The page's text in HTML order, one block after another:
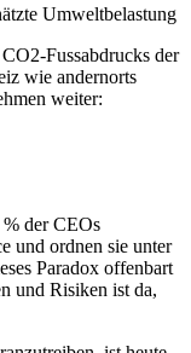
Umweltbelastung
Fussabdrucks der
wie andernorts
weiter:
der CEOs
und ordnen sie unter
Paradox offenbart
und Risiken ist da,